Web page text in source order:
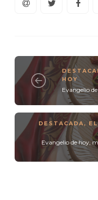
HOY
Evangelio
DESTACADA ,
Evangelio de hoy,